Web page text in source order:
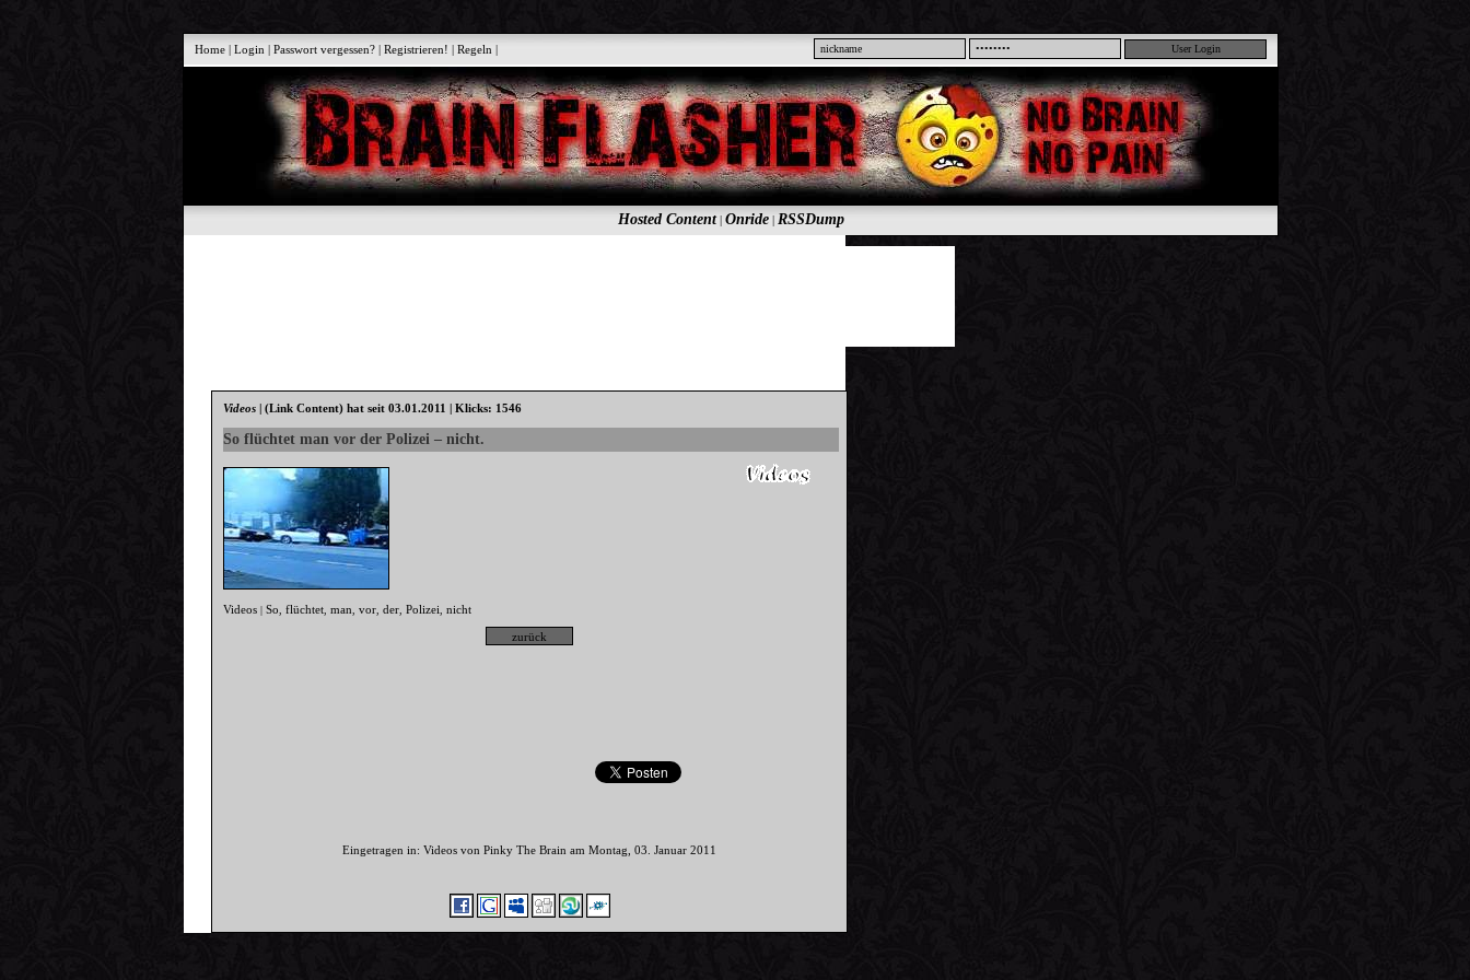
Home |Login |Passwort vergessen? |Registrieren! |Regeln |
Hosted Content| Onride| RSSDump
Videos |(Link Content) hat seit 03.01.2011 | Klicks: 1546
So flüchtet man vor der Polizei – nicht.
Videos |So ,flüchtet ,man ,vor ,der ,Polizei ,nicht
Eingetragen in: Videos von Pinky The Brain am Montag, 03. Januar 2011